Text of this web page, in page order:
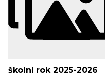
školní rok 2025-2026